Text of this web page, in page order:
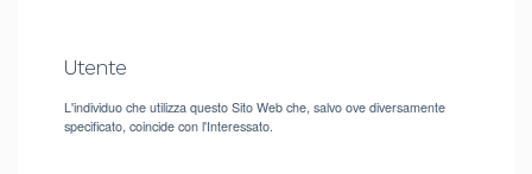
Utente
L'individuo che utilizza questo Sito Web che, salvo ove diversamente
specificato, coincide con l'Interessato.